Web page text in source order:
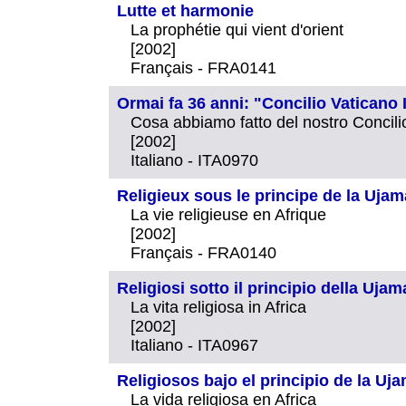
Lutte et harmonie
La prophétie qui vient d'orient
[2002]
Français - FRA0141
Ormai fa 36 anni: "Concilio Vaticano
Cosa abbiamo fatto del nostro
[2002]
Italiano - ITA0970
Religieux sous le principe de la
La vie religieuse en Afrique
[2002]
Français - FRA0140
Religiosi sotto il principio della
La vita religiosa in Africa
[2002]
Italiano - ITA0967
Religiosos bajo el principio de la
La vida religiosa en Africa